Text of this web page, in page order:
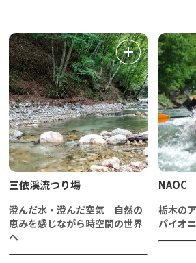
三依渓流つり場
澄んだ水・澄んだ空気 自然の
恵みを感じながら時空間の世界
へ
NAOC
栃木の
パイオ